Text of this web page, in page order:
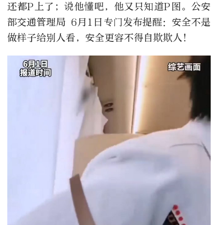
还都P上了；说他懂吧，他又只知道P图。公安
部交通管理局 6月1日专门发布提醒：安全不是
做样子给别人看，安全更容不得自欺欺人！